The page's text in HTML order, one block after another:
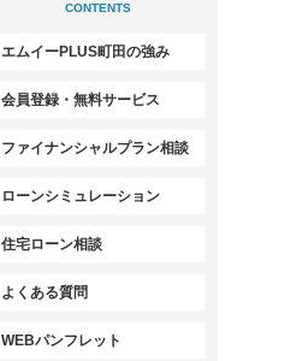
CONTENTS
エムイーPLUS町田の強み
会員登録・無料サービス
ファイナンシャルプラン相談
ローンシミュレーション
住宅ローン相談
よくある質問
WEBパンフレット